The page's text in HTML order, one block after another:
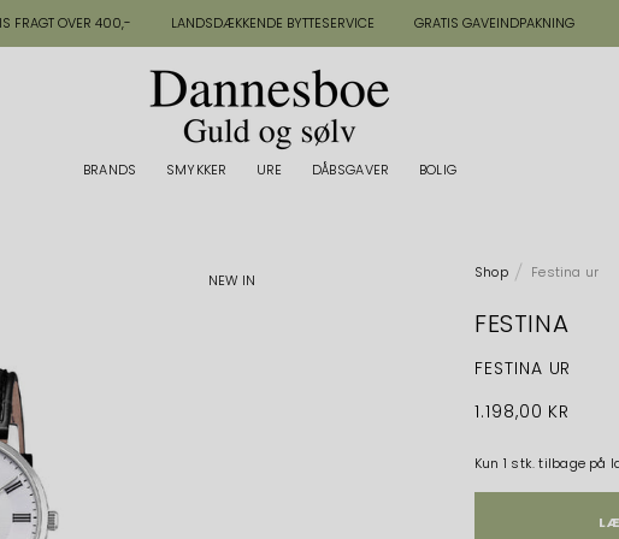
FRAGT OVER 400,- LANDSDÆKKENDE BYTTESERVICE GRATIS GAVEINDPAKNING
BRANDS
SMYKKER URE DÅBSGAVER
BOLIG
NEW IN Shop Festina ur
FESTINA
FESTINA UR
1.198,00 KR
Kun 1 stk. tilbage på